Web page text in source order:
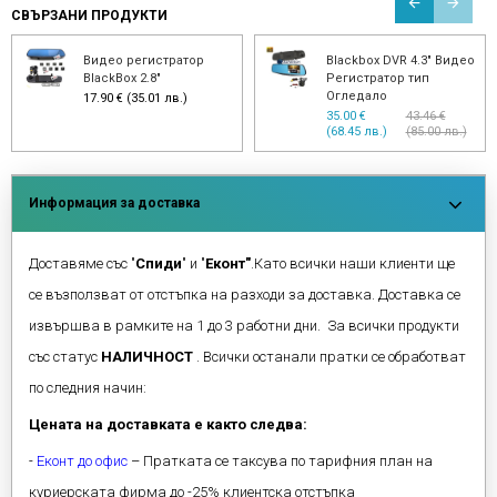
СВЪРЗАНИ ПРОДУКТИ
Видео регистратор
BlackBox 2.8"
17.90 € (35.01 лв.)
Blackbox DVR 4.3" Видео
Регистратор тип
Огледало
35.00 €
(68.45 лв.)
43.46 €
(85.00 лв.)
Информация за доставка
Доставяме със "Спиди" и "Еконт" .Като всички наши клиенти ще
се възползват от отстъпка на разходи за доставка. Доставка се
извършва в рамките на 1 до 3 работни дни. За всички продукти
със статус НАЛИЧНОСТ
. Всички останали пратки се обработват
по следния начин:
Цената на доставката е както следва:
- Еконт до офис – Пратката се таксува по тарифния план на
куриерската фирма до -25% клиентска отстъпка